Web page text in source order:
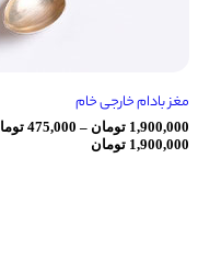
خام
–
475,000 تومان